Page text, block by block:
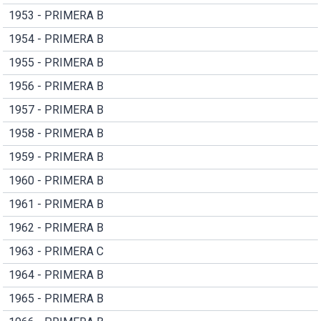
1953 - PRIMERA B
1954 - PRIMERA B
1955 - PRIMERA B
1956 - PRIMERA B
1957 - PRIMERA B
1958 - PRIMERA B
1959 - PRIMERA B
1960 - PRIMERA B
1961 - PRIMERA B
1962 - PRIMERA B
1963 - PRIMERA C
1964 - PRIMERA B
1965 - PRIMERA B